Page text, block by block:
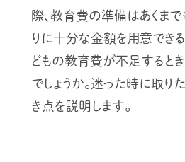
際、教育費の準備はあくまで
りに十分な金額を用意でき
どもの教育費が不足すると
でしょうか。迷った時に取り
き点を説明します。